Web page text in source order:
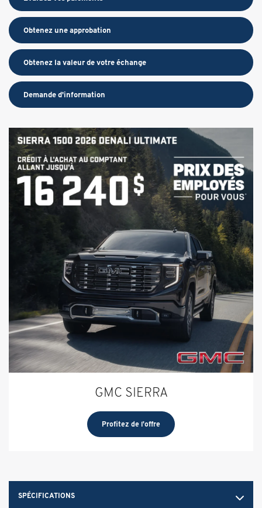
SPÉCIFICATIONS
Obtenez une approbation
Obtenez la valeur de votre échange
Demande d'information
GMC SIERRA
Profitez de l'offre